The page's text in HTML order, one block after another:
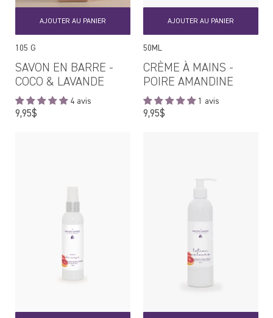
AJOUTER AU PANIER
105 G
SAVON EN BARRE -
COCO & LAVANDE
4 avis
9,95$Prix
AJOUTER AU PANIER
50ML
CRÈME À MAINS -
POIRE AMANDINE
1 avis
9,95$Prix